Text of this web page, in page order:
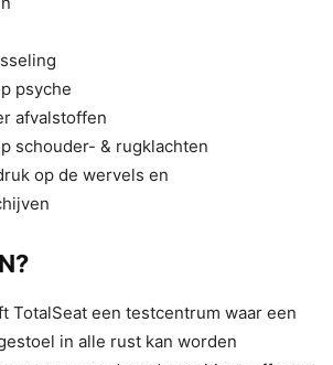
psyche
afvalstoffen
schouder- & rugklachten
op de wervels en
TotalSeat een testcentrum waar een
in alle rust kan worden